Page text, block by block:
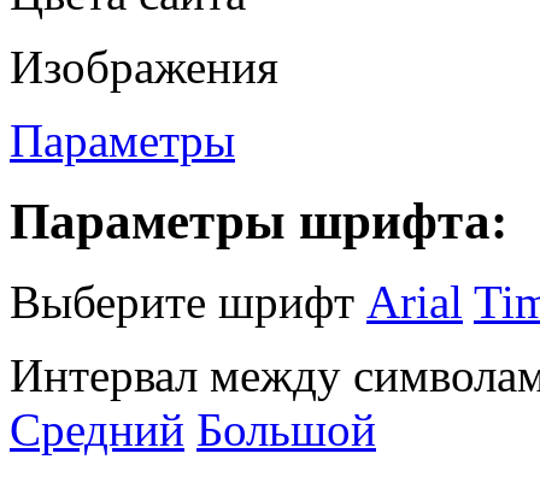
Изображения
Параметры
Параметры шрифта:
Выберите шрифт Arial
Интервал между
Средний Большой